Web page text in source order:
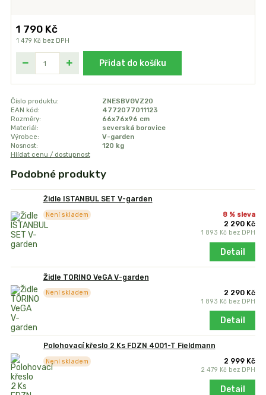
1 790 Kč
1 479 Kč bez DPH
Přidat do košíku
Číslo produktu:
ZNESBVGVZ20
EAN kód:
4772077011123
Rozměry:
66x76x96 cm
Materiál:
severská borovice
Výrobce:
V-garden
Nosnost:
120 kg
Hlídat cenu / dostupnost
Podobné produkty
Židle ISTANBUL SET V-garden
8 % sleva
2 290 Kč
1 893 Kč bez DPH
Není skladem
Detail
Židle TORINO VeGA V-garden
2 290 Kč
1 893 Kč bez DPH
Není skladem
Detail
Polohovací křeslo 2 Ks FDZN 4001-T Fieldmann
2 999 Kč
2 479 Kč bez DPH
Není skladem
Detail